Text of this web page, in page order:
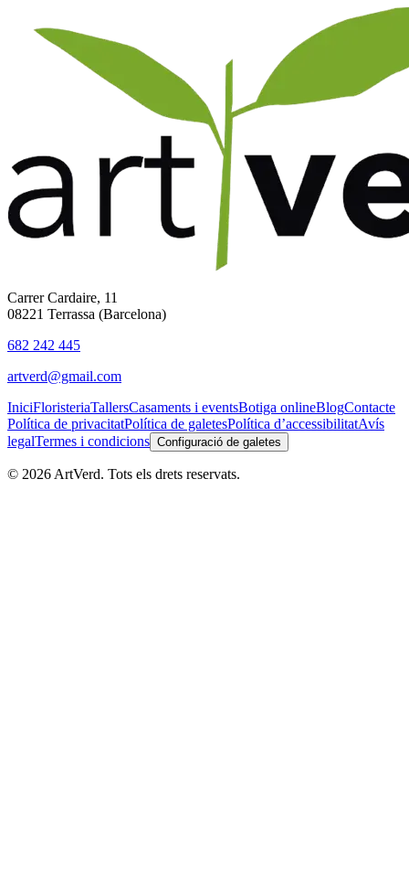
Carrer Cardaire, 11
08221 Terrassa (Barcelona)
682 242 445
artverd@gmail.com
IniciFloristeriaTallersCasaments i eventsBotiga onlineBlogContacte
Política de privacitatPolítica de galetesPolítica d’accessibilitatAvís
legalTermes i condicions Configuració de galetes
© 2026 ArtVerd. Tots els drets reservats.